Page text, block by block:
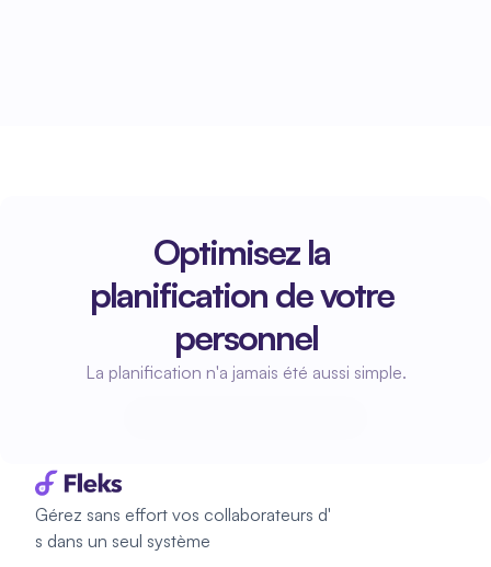
Optimisez la
planification de votre
personnel
La planification n'a jamais été aussi simple.
Gérez sans effort vos collaborateurs d'
s dans un seul système